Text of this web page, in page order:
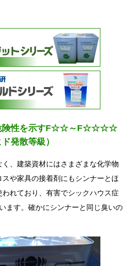
険性を示すF☆☆～F☆☆☆☆
発散等級）
、建築資材にはさまざまな化学物
や家具の接着剤にもシンナーとほ
れており、有害でシックハウス症
ます。確かにシンナーと同じ臭いの